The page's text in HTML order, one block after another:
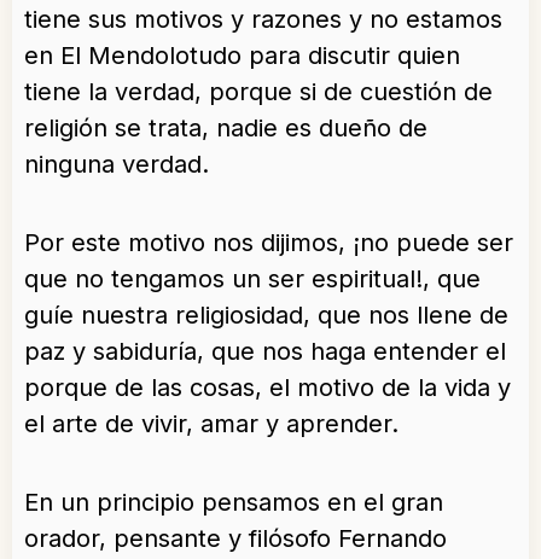
tiene sus motivos y razones y no estamos
en El Mendolotudo para discutir quien
tiene la verdad, porque si de cuestión de
religión se trata, nadie es dueño de
ninguna verdad.
Por este motivo nos dijimos, ¡no puede ser
que no tengamos un ser espiritual!, que
guíe nuestra religiosidad, que nos llene de
paz y sabiduría, que nos haga entender el
porque de las cosas, el motivo de la vida y
el arte de vivir, amar y aprender.
En un principio pensamos en el gran
orador, pensante y filósofo Fernando